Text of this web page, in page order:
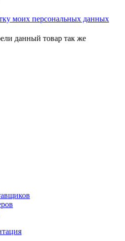
моих персональных данных
данный товар так же